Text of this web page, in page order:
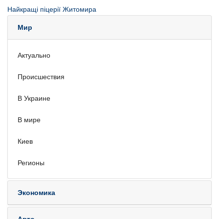
Найкращі піцерії Житомира
Мир
Актуально
Происшествия
В Украине
В мире
Киев
Регионы
Экономика